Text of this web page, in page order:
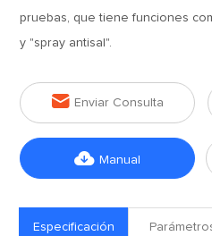
pruebas, que tiene funciones
y "spray antisal".
 Enviar Consulta
 Manual
Especificación